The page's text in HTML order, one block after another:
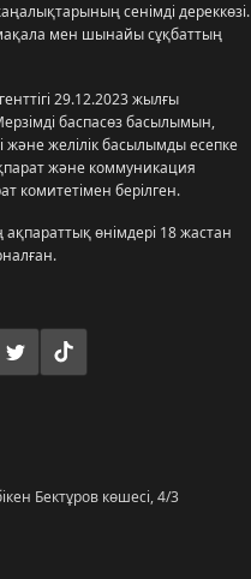
сенімді дереккөзі.
мен шынайы сұқбаттың
29.12.2023 жылғы
баспасөз басылымын,
және желілік басылымды есепке
және коммуникация
комитетімен берілген.
ақпараттық өнімдері 18 жастан
Бектұров көшесі, 4/3